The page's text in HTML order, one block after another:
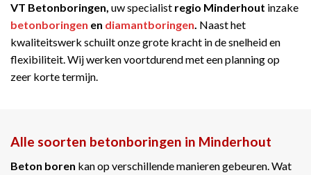
VT Betonboringen, uw specialist regio Minderhout inzake
betonboringen en diamantboringen. Naast het
kwaliteitswerk schuilt onze grote kracht in de snelheid en
flexibiliteit. Wij werken voortdurend met een planning op
zeer korte termijn.
Alle soorten betonboringen in Minderhout
Beton boren kan op verschillende manieren gebeuren. Wat